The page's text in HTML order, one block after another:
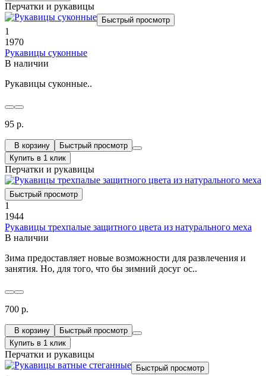
Перчатки и рукавицы
Быстрый просмотр
1
1970
Рукавицы суконные
В наличии
Рукавицы суконные..
95 р.
В корзину
Быстрый просмотр
Купить в 1 клик
Перчатки и рукавицы
Быстрый просмотр
1
1944
Рукавицы трехпалые защитного цвета из натурального меха
В наличии
Зима предоставляет новые возможности для развлечения и
занятия. Но, для того, что бы зимний досуг ос..
700 р.
В корзину
Быстрый просмотр
Купить в 1 клик
Перчатки и рукавицы
Быстрый просмотр